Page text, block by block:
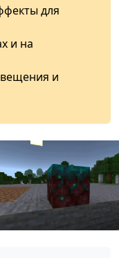
для
и на
и